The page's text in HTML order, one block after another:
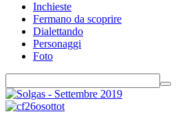
Inchieste
Fermano da scoprire
Dialettando
Personaggi
Foto